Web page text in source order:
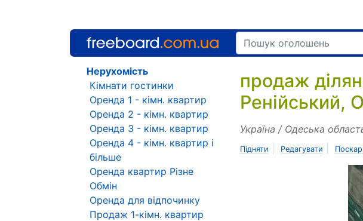
продаж
Ренійський,
Україна / Одеська
Підняти Редагувати
Нерухомість
Кімнати гостинки
Оренда 1 - кімн. квартир
Оренда 2 - кімн. квартир
Оренда 3 - кімн. квартир
Оренда 4 - кімн. квартир і
більше
Оренда квартир Різне
Обмін
Оренда для відпочинку
Продаж 1-кімн. квартир